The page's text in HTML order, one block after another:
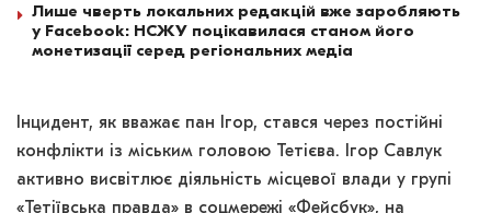
Лише чверть локальних редакцій вже заробляють
у Facebook: НСЖУ поцікавилася станом його
монетизації серед регіональних медіа
Інцидент, як вважає пан Ігор, стався через постійні
конфлікти із міським головою Тетієва. Ігор Савлук
активно висвітлює діяльність місцевої влади у групі
«Тетіївська правда» в соцмережі «Фейсбук», на